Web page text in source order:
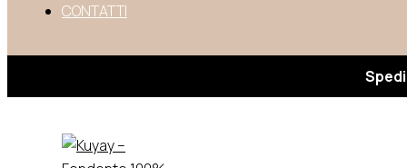
CONTATTI